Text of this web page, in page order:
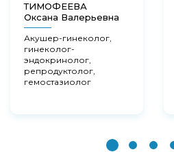
ТИМОФЕЕВА
Оксана Валерьевна
Акушер-гинеколог,
гинеколог-
эндокринолог,
репродуктолог,
гемостазиолог